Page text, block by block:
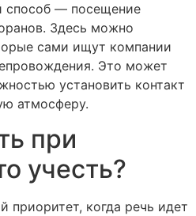
способ — посещение
Здесь можно
сами ищут компании
Это может
установить контакт
атмосферу.
при
учесть?
приоритет, когда речь идет